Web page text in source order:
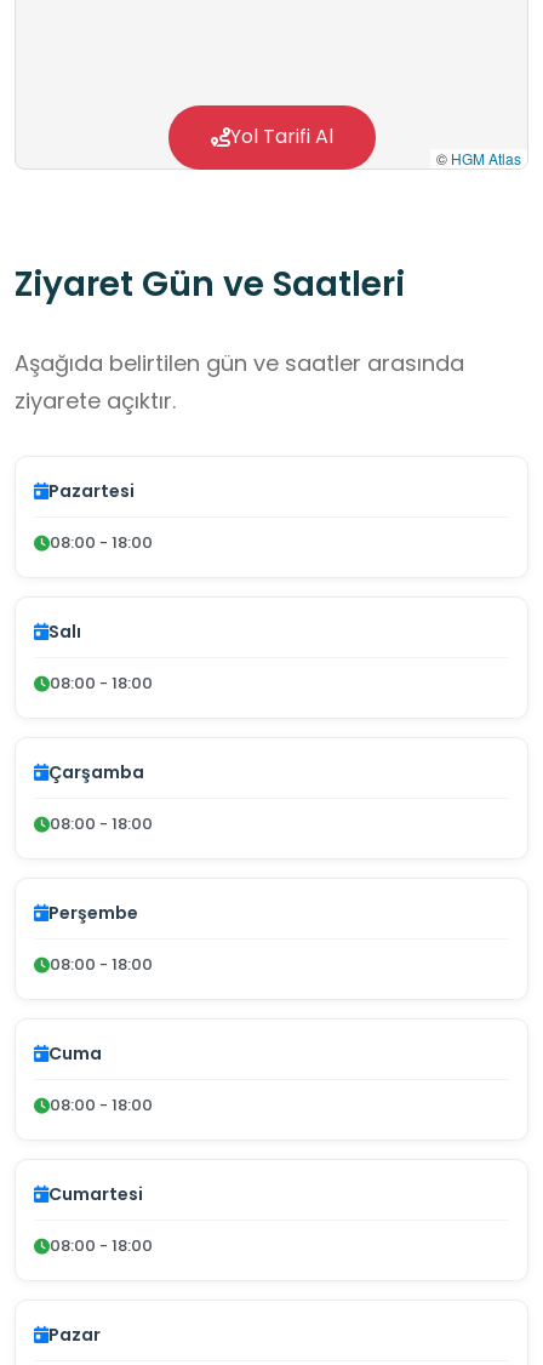
© HGM Atlas
Yol Tarifi Al
Ziyaret Gün ve Saatleri
Aşağıda belirtilen gün ve saatler arasında
ziyarete açıktır.
Pazartesi
08:00 - 18:00
Salı
08:00 - 18:00
Çarşamba
08:00 - 18:00
Perşembe
08:00 - 18:00
Cuma
08:00 - 18:00
Cumartesi
08:00 - 18:00
Pazar